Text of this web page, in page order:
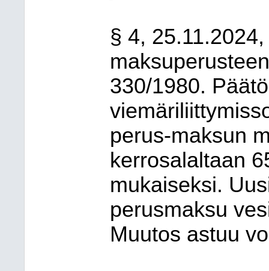
§ 4,
330/1980.
perus-maksun
kerrosalaltaan
mukaiseksi.
perusmaksu
Muutos astuu